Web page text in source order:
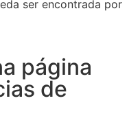
ser encontrada por
página
de